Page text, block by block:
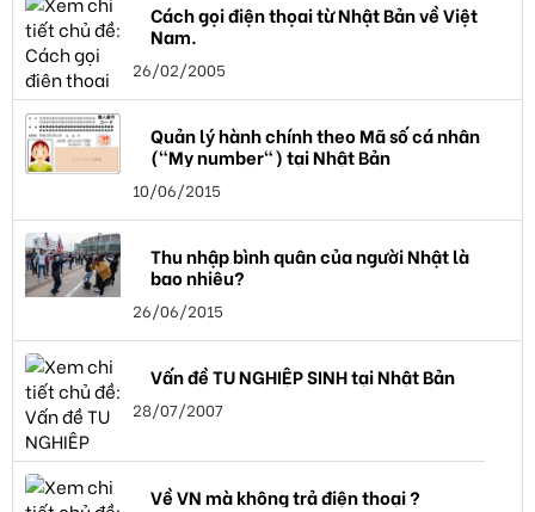
Cách gọi điện thọai từ Nhật Bản về Việt
Nam.
26/02/2005
Quản lý hành chính theo Mã số cá nhân
("My number") tại Nhật Bản
10/06/2015
Thu nhập bình quân của người Nhật là
bao nhiêu?
26/06/2015
Vấn đề TU NGHIỆP SINH tại Nhật Bản
28/07/2007
Về VN mà không trả điện thoại ?